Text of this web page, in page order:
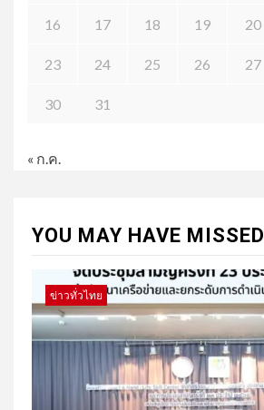
16 17 18 19 20
23 24 25 26 27
30 31
« ก.ค.
YOU MAY HAVE MISSED
ข่าวทั่วไทย